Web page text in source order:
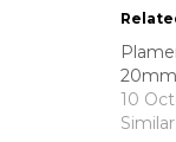
20mm
10